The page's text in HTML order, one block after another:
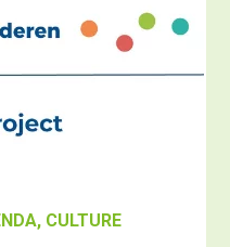
, CULTURE